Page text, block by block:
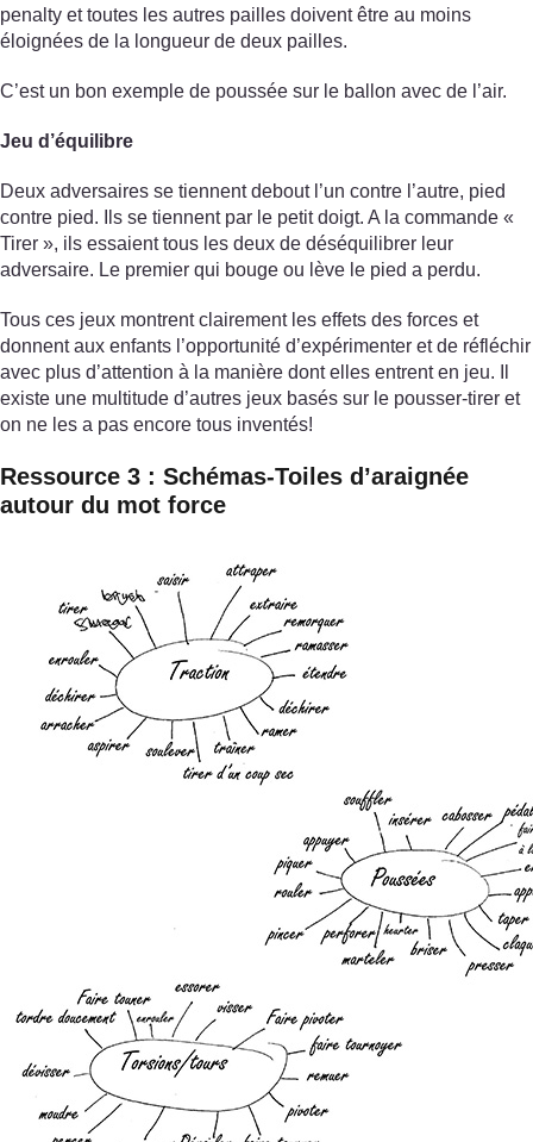
penalty et toutes les autres pailles doivent être au moins
éloignées de la longueur de deux pailles.
C’est un bon exemple de poussée sur le ballon avec de l’air.
Jeu d’équilibre
Deux adversaires se tiennent debout l’un contre l’autre, pied
contre pied. Ils se tiennent par le petit doigt. A la commande «
Tirer », ils essaient tous les deux de déséquilibrer leur
adversaire. Le premier qui bouge ou lève le pied a perdu.
Tous ces jeux montrent clairement les effets des forces et
donnent aux enfants l’opportunité d’expérimenter et de réfléchir
avec plus d’attention à la manière dont elles entrent en jeu. Il
existe une multitude d’autres jeux basés sur le pousser-tirer et
on ne les a pas encore tous inventés!
Ressource 3 : Schémas-Toiles d’araignée
autour du mot force